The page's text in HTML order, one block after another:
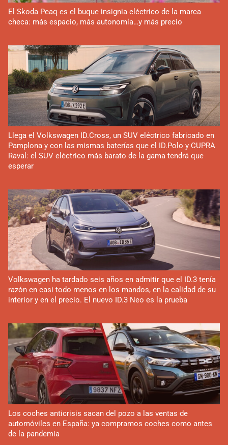
El Skoda Peaq es el buque insignia eléctrico de la marca
checa: más espacio, más autonomía…y más precio
Llega el Volkswagen ID.Cross, un SUV eléctrico fabricado en
Pamplona y con las mismas baterías que el ID.Polo y CUPRA
Raval: el SUV eléctrico más barato de la gama tendrá que
esperar
Volkswagen ha tardado seis años en admitir que el ID.3 tenía
razón en casi todo menos en los mandos, en la calidad de su
interior y en el precio. El nuevo ID.3 Neo es la prueba
Los coches anticrisis sacan del pozo a las ventas de
automóviles en España: ya compramos coches como antes
de la pandemia